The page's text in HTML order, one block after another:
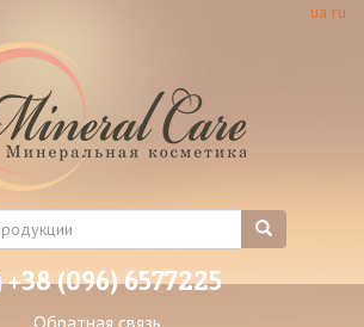
ua ru
+38 (096) 6577225
Обратная связь